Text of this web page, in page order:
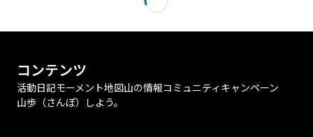
コンテンツ
活動日記モーメント地図山の情報コミュニティ キャンペーン
山歩（さんぽ）しよう。